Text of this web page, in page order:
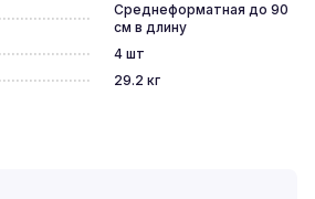
Среднеформатная до 90
см в длину
4шт
29.2 кг